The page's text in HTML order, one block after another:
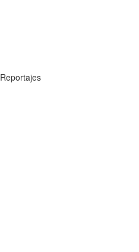
Reportajes